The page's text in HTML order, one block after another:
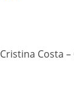
Cristina Costa